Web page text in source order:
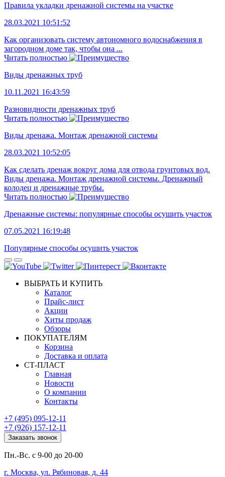
Правила укладки дренажной системы на участке
28.03.2021 10:51:52
Как организовать систему автономного водоснабжения в
загородном доме так, чтобы она ...
Читать полностью
Виды дренажных труб
10.11.2021 16:43:59
Разновидности дренажных труб
Читать полностью
Виды дренажа. Монтаж дренажной системы
28.03.2021 10:52:05
Как сделать дренаж вокруг дома для отвода грунтовых вод.
Виды дренажа. Монтаж дренажной системы. Дренажный
колодец и дренажные трубы.
Читать полностью
Дренажные системы: популярные способы осушить участок
07.05.2021 16:19:48
Популярные способы осушить участок
ВЫБРАТЬ И КУПИТЬ
Каталог
Прайс-лист
Акции
Хиты продаж
Обзоры
ПОКУПАТЕЛЯМ
Корзина
Доставка и оплата
СТ-ПЛАСТ
Главная
Новости
О компании
Контакты
+7 (495) 095-12-11
+7 (926) 157-12-11
Заказать звонок
Пн.-Вс. с 9-00 до 20-00
г. Москва, ул. Рябиновая, д. 44